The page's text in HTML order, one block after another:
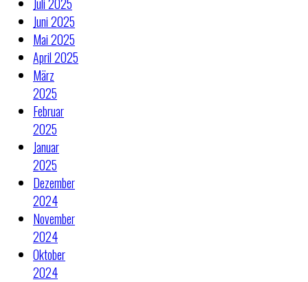
Juni 2025
Mai 2025
April 2025
März
2025
Februar
2025
Januar
2025
Dezember
2024
November
2024
Oktober
2024